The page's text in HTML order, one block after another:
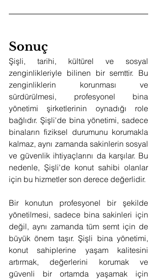
Sonuç
Şişli, tarihi, kültürel ve sosyal
zenginlikleriyle bilinen bir semttir. Bu
zenginliklerin korunması ve
sürdürülmesi, profesyonel bina
yönetimi şirketlerinin oynadığı role
bağlıdır. Şişli'de bina yönetimi, sadece
binaların fiziksel durumunu korumakla
kalmaz, aynı zamanda sakinlerin sosyal
ve güvenlik ihtiyaçlarını da karşılar. Bu
nedenle, Şişli'de konut sahibi olanlar
için bu hizmetler son derece değerlidir.
Bir konutun profesyonel bir şekilde
yönetilmesi, sadece bina sakinleri için
değil, aynı zamanda tüm semt için de
büyük önem taşır. Şişli bina yönetimi,
konut sahiplerine yaşam kalitesini
artırmak, değerlerini korumak ve
güvenli bir ortamda yaşamak için